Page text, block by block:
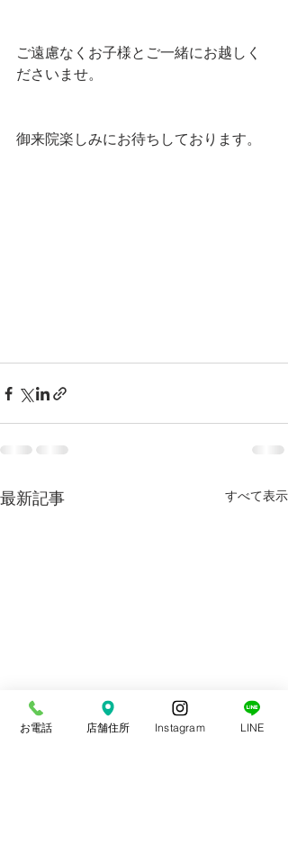
ご遠慮なくお子様とご一緒にお越しく
ださいませ。
御来院楽しみにお待ちしております。
最新記事 すべて表示
お電話 店舗住所 Instagram LINE